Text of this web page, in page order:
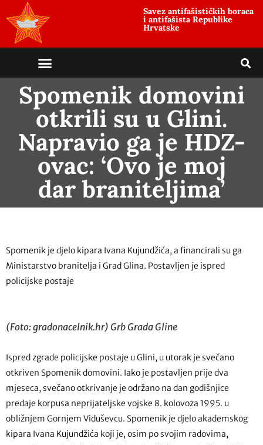
Savez antifašističkih boraca
i antifašista Republike
Hrvatske
Spomenik domovini
otkrili su u Glini.
Napravio ga je HDZ-
ovac: ‘Ovo je moj
dar braniteljima’
Spomenik je djelo kipara Ivana Kujundžića, a financirali su ga
Ministarstvo branitelja i Grad Glina. Postavljen je ispred
policijske postaje
(Foto: gradonacelnik.hr) Grb Grada Gline
Ispred zgrade policijske postaje u Glini, u utorak je svečano
otkriven Spomenik domovini. Iako je postavljen prije dva
mjeseca, svečano otkrivanje je održano na dan godišnjice
predaje korpusa neprijateljske vojske 8. kolovoza 1995. u
obližnjem Gornjem Viduševcu. Spomenik je djelo akademskog
kipara Ivana Kujundžića koji je, osim po svojim radovima,